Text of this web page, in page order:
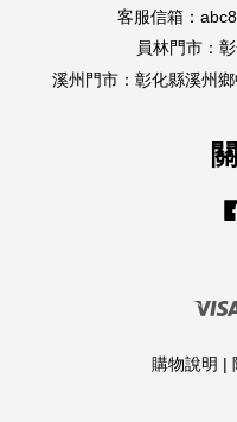
客服信箱：
員林門市：
溪州門市：彰化縣溪州
購物說明